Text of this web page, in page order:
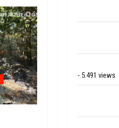
- 5.491 views